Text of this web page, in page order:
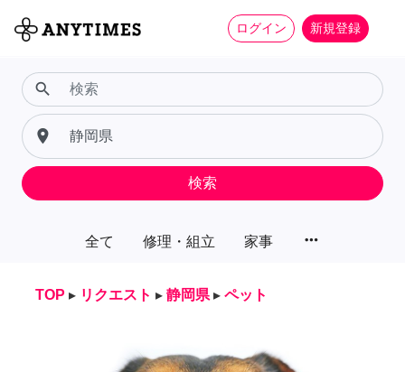
ログイン 新規登録
全て 修理・組立 家事 more_horiz
search
place
検索
TOP ▸ リクエスト ▸ 静岡県 ▸ ペット